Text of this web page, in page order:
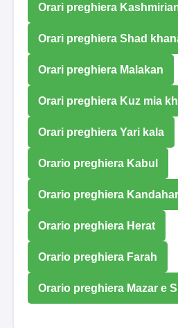
Orari preghiera
Orari preghiera Shad
Orari preghiera Malakan
Orari preghiera Kuz mia
Orari preghiera Yari kala
Orario preghiera Kabul
Orario preghiera Kandahar
Orario preghiera Herat
Orario preghiera Farah
Orario preghiera Mazar e